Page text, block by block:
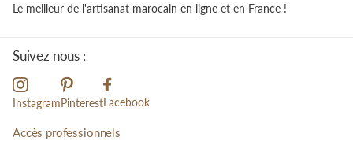
Le meilleur de l'artisanat marocain en ligne et en France !
Suivez nous :
InstagramPinterestFacebook
Accès professionnels